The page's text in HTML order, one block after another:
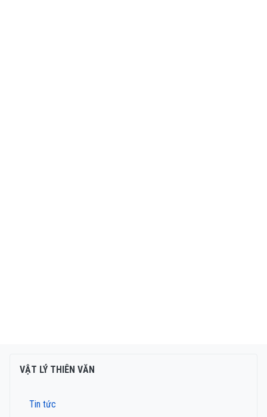
VẬT LÝ THIÊN VĂN
Tin tức